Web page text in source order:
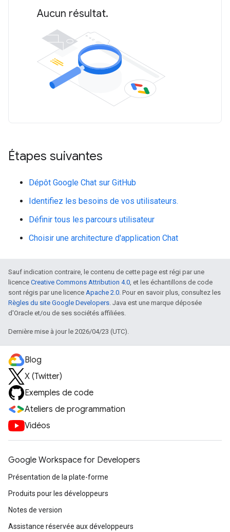
Aucun résultat.
Étapes suivantes
Dépôt Google Chat sur GitHub
Identifiez les besoins de vos utilisateurs.
Définir tous les parcours utilisateur
Choisir une architecture d'application Chat
Sauf indication contraire, le contenu de cette page est régi par une
licence Creative Commons Attribution 4.0, et les échantillons de code
sont régis par une licence Apache 2.0. Pour en savoir plus, consultez les
Règles du site Google Developers. Java est une marque déposée
d'Oracle et/ou de ses sociétés affiliées.
Dernière mise à jour le 2026/04/23 (UTC).
Blog
X (Twitter)
Exemples de code
Ateliers de programmation
Vidéos
Google Workspace for Developers
Présentation de la plate-forme
Produits pour les développeurs
Notes de version
Assistance réservée aux développeurs